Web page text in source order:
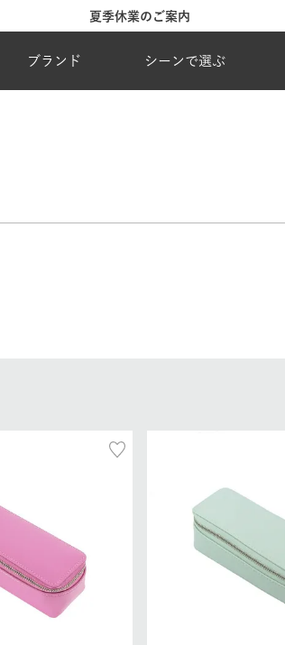
台風・地震の影響による配達状況に関するご案内
ブランド シーンで選ぶ